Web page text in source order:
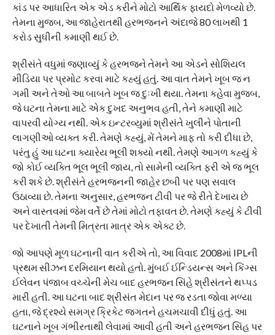
કાંડ પર આધારિત એક એડ કરીને મોટો આર્થિક ફાયદો મેળવ્યો છે.
તેમના મુજબ, આ જાહેરાતથી હરભજનને અંદાજે 80 લાખથી 1
કરોડ સુધીની કમાણી થઈ છે.
શ્રીસંતે વધુમાં જણાવ્યું કે હરભજને તેમને આ એડને સોશિયલ
મીડિયા પર પ્રમોટ કરવા માટે કહ્યું હતું. આ વાત તેમને ખૂબ જ ન
ગમી અને તેઓ આ બાબતે ખૂબ જ દુઃખી થયા. તેમના કહેવા મુજબ,
જે ઘટના તેમના માટે એક દુખદ અનુભવ હતી, તેને કમાણી માટે
વાપરવી યોગ્ય નથી. એક ઇન્ટરવ્યુમાં શ્રીસંતે ખુલીને પોતાની
લાગણીઓ વ્યક્ત કરી. તેમણે કહ્યું, મેં તેમને માફ તો કરી દીધા છે,
પરંતુ હું આ ઘટના ક્યારેય ભૂલી શક્યો નથી. તેમણે આગળ કહ્યું કે
જો કોઈ વ્યક્તિ ભૂલ ભૂલી જાય, તો સામેની વ્યક્તિ ફરી એ જ ભૂલ
કરી શકે છે. શ્રીસંતે હરભજનની જાહેર છબી પર પણ સવાલ
ઉઠાવ્યા છે. તેમના અનુસાર, હરભજન ટીવી પર જે રીતે દેખાય છે
અને વાસ્તવમાં જેમ વર્તે છે તેમાં મોટો તફાવત છે. તેમણે કહ્યું કે ટીવી
પર દેખાતી તેમની મિત્રતા માત્ર એક એક્ટ છે.
જો આપણે મૂળ ઘટનાની વાત કરીએ તો, આ વિવાદ 2008માં IPLની
પ્રથમ સીઝન દરમિયાન થયો હતો. મુંબઈ ઈન્ડિયન્સ અને કિંગ્સ
ઈલેવન પંજાબ વચ્ચેની મેચ બાદ હરભજન સિંહે શ્રીસંતને થપ્પડ
મારી હતી. આ ઘટના બાદ શ્રીસંત મેદાન પર જ રડતા જોવા મળ્યા
હતા, જે દ્રશ્યે સમગ્ર ક્રિકેટ જગતને હચમચાવી દીધું હતું. આ
ઘટનાને ખૂબ ગંભીરતાથી લેવામાં આવી હતી અને હરભજન સિંહ પર